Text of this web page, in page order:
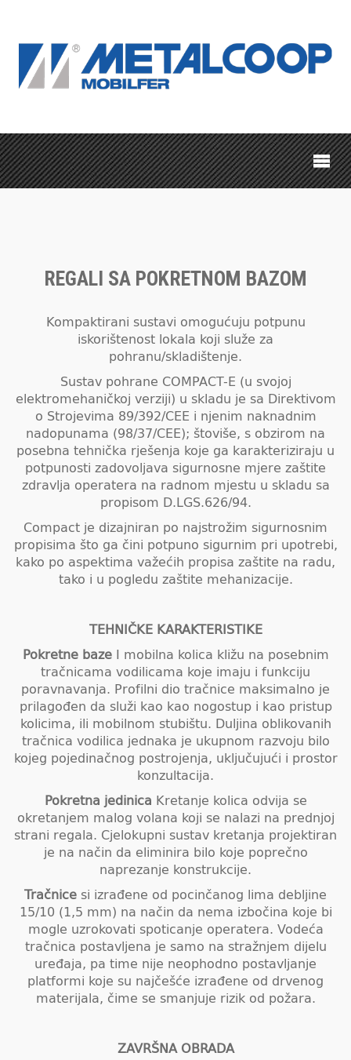
REGALI SA POKRETNOM BAZOM
Kompaktirani sustavi omogućuju potpunu
iskorištenost lokala koji služe za
pohranu/skladištenje.
Sustav pohrane COMPACT-E (u svojoj
elektromehaničkoj verziji) u skladu je sa Direktivom
o Strojevima 89/392/CEE i njenim naknadnim
nadopunama (98/37/CEE); štoviše, s obzirom na
posebna tehnička rješenja koje ga karakteriziraju u
potpunosti zadovoljava sigurnosne mjere zaštite
zdravlja operatera na radnom mjestu u skladu sa
propisom D.LGS.626/94.
Compact je dizajniran po najstrožim sigurnosnim
propisima što ga čini potpuno sigurnim pri upotrebi,
kako po aspektima važećih propisa zaštite na radu,
tako i u pogledu zaštite mehanizacije.
TEHNIČKE KARAKTERISTIKE
Pokretne bazeI mobilna kolica kližu na posebnim
tračnicama vodilicama koje imaju i funkciju
poravnavanja. Profilni dio tračnice maksimalno je
prilagođen da služi kao kao nogostup i kao pristup
kolicima, ili mobilnom stubištu. Duljina oblikovanih
tračnica vodilica jednaka je ukupnom razvoju bilo
kojeg pojedinačnog postrojenja, uključujući i prostor
konzultacija.
Pokretna jedinica Kretanje kolica odvija se
okretanjem malog volana koji se nalazi na prednjoj
strani regala. Cjelokupni sustav kretanja projektiran
je na način da eliminira bilo koje poprečno
naprezanje konstrukcije.
Tračnice si izrađene od pocinčanog lima debljine
15/10 (1,5 mm) na način da nema izbočina koje bi
mogle uzrokovati spoticanje operatera. Vodeća
tračnica postavljena je samo na stražnjem dijelu
uređaja, pa time nije neophodno postavljanje
platformi koje su najčešće izrađene od drvenog
materijala, čime se smanjuje rizik od požara.
ZAVRŠNA OBRADA